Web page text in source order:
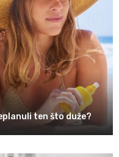
ten što duže?